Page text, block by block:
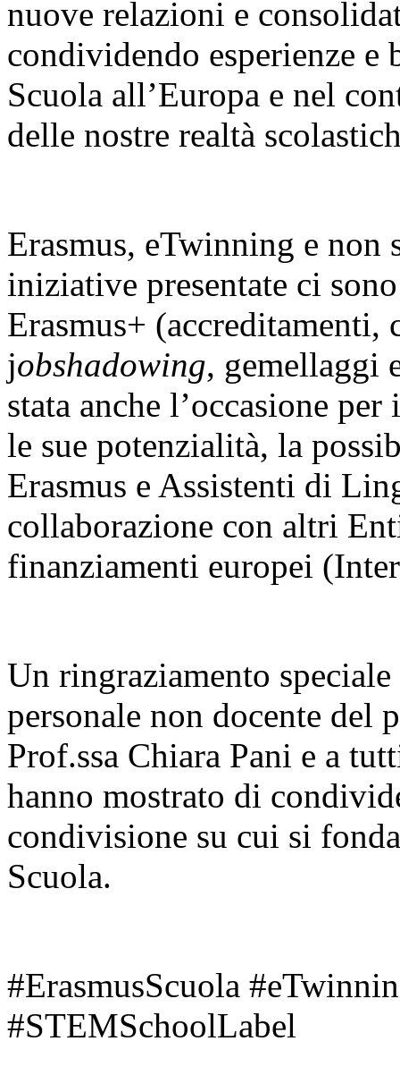
nuove relazioni e
condividendo esperienze e
Scuola all’Europa e nel
delle nostre realtà
Erasmus, eTwinning e
iniziative presentate ci
Erasmus+ (accreditamenti,
jobshadowing, gemellaggi
stata anche l’occasione
le sue potenzialità, la
Erasmus e Assistenti di
collaborazione con altri
finanziamenti europei
Un ringraziamento
personale non docente del
Prof.ssa Chiara Pani e a
hanno mostrato di
condivisione su cui si
Scuola.
#ErasmusScuola
#STEMSchoolLabel